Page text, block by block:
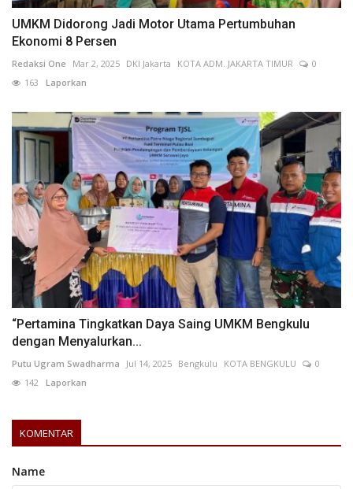
UMKM Didorong Jadi Motor Utama Pertumbuhan
Ekonomi 8 Persen
Redaksi One Mar 2, 2025 DKI Jakarta KOTA ADM. JAKARTA TIMUR
0
163 Laporkan
“Pertamina Tingkatkan Daya Saing UMKM Bengkulu
dengan Menyalurkan...
Putu Ugram Swadharma Jul 14, 2025 Bengkulu KOTA BENGKULU
0
142 Laporkan
KOMENTAR
Name